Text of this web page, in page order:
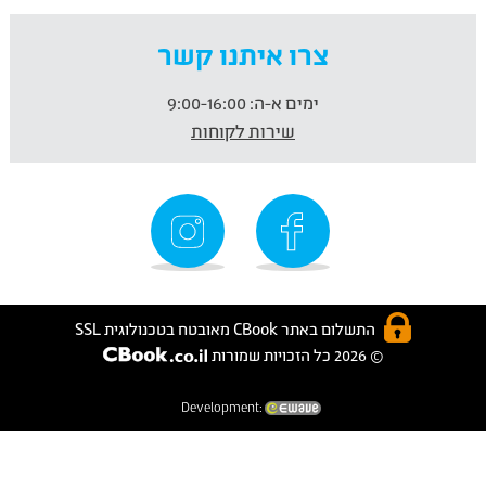
צרו איתנו קשר
ימים א-ה:
שירות לקוחות
התשלום באתר CBook מאובטח בטכנולוגית SSL
© 2026 כל הזכויות שמורות
Development: